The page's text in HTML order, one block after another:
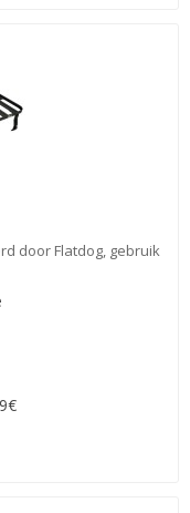
door Flatdog, gebruik